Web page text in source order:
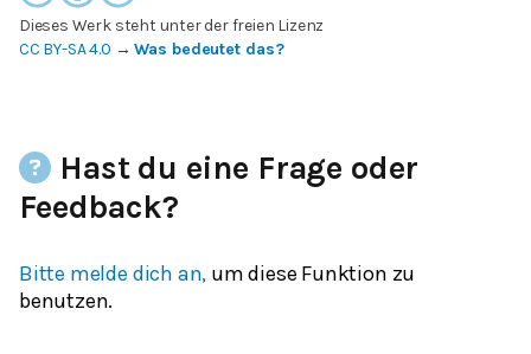
Dieses Werk steht unter der freien Lizenz
CC BY-SA 4.0 →Was bedeutet das?
Hast du eine Frage oder
Feedback?
Bitte melde dich an, um diese Funktion zu
benutzen.